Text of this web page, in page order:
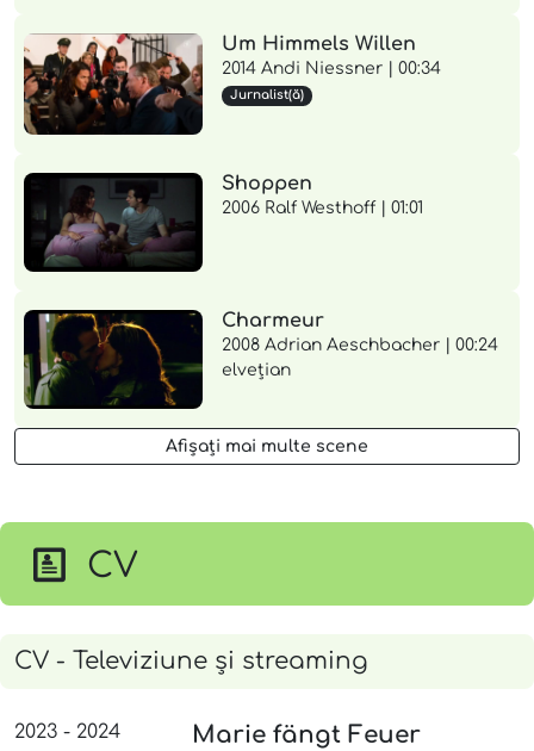
Um Himmels Willen
2014 Andi Niessner | 00:34
Jurnalist(ă)
Shoppen
2006 Ralf Westhoff | 01:01
Charmeur
2008 Adrian Aeschbacher | 00:24
elvețian
Afișați mai multe scene
CV
CV - Televiziune și streaming
2023 - 2024 Marie fängt Feuer